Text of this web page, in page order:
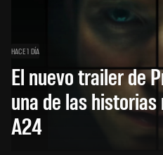
HACE 1 DÍA
El nuevo trailer de
una de las
A24